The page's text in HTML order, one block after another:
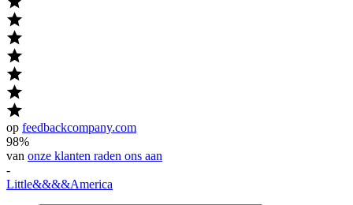
op feedbackcompany.com
98%
van onze klanten raden ons aan
-
Little&&&&America